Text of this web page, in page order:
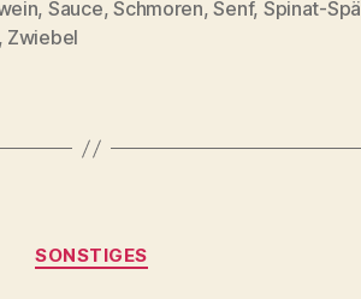
, Sauce,Schmoren,Senf, Spinat-
, Zwiebel
Kategorien
SONSTIGES